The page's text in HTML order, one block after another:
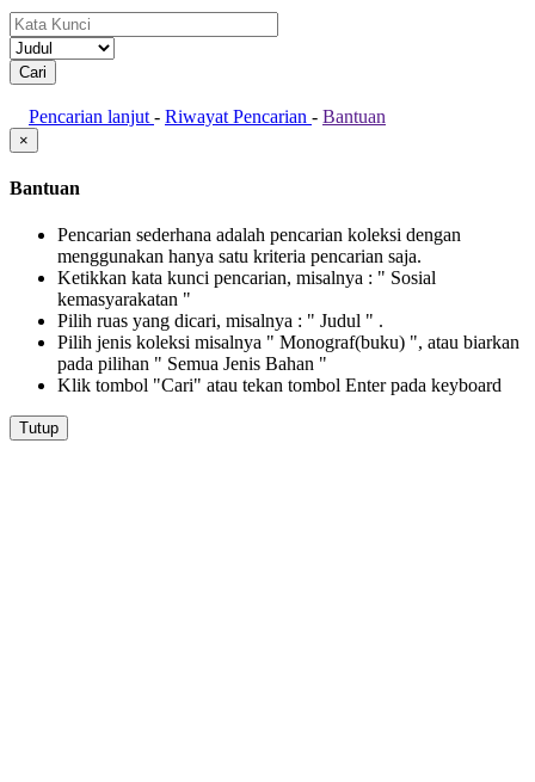
Pencarian lanjut - Riwayat Pencarian - Bantuan
×
Bantuan
Pencarian sederhana adalah pencarian koleksi dengan
menggunakan hanya satu kriteria pencarian saja.
Ketikkan kata kunci pencarian, misalnya : " Sosial
kemasyarakatan "
Pilih ruas yang dicari, misalnya : " Judul " .
Pilih jenis koleksi misalnya " Monograf(buku) ", atau biarkan
pada pilihan " Semua Jenis Bahan "
Klik tombol "Cari" atau tekan tombol Enter pada keyboard
Tutup